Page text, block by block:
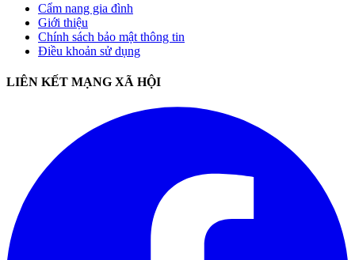
Cẩm nang gia đình
Giới thiệu
Chính sách bảo mật thông tin
Điều khoản sử dụng
LIÊN KẾT MẠNG XÃ HỘI